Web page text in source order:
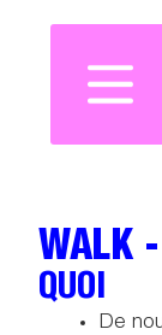
WALK
QUOI
De